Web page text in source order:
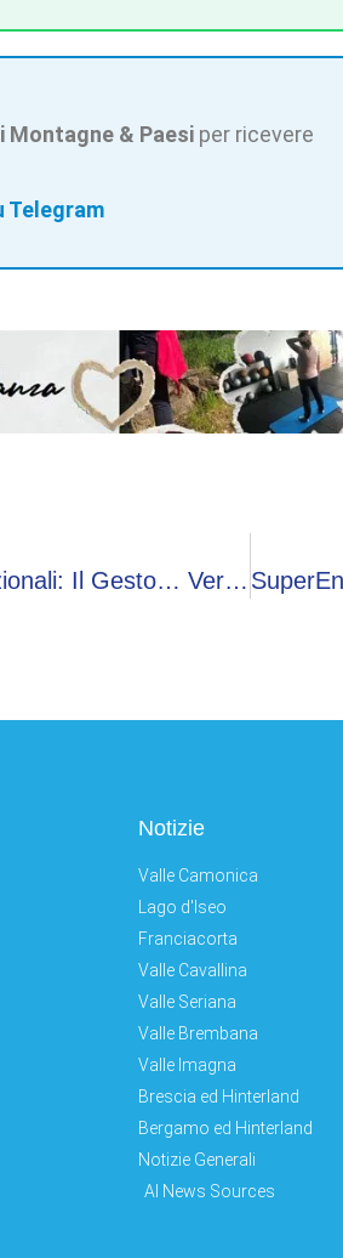
Montagne & Paesi per ricevere
Telegram
Djokovic ‘nervoso’ Agli Internazionali: Il Gesto… Verso Il Cielo
Notizie
Valle Camonica
Lago d'Iseo
Franciacorta
Valle Cavallina
Valle Seriana
Valle Brembana
Valle Imagna
Brescia ed Hinterland
Bergamo ed Hinterland
Notizie Generali
AI News Sources